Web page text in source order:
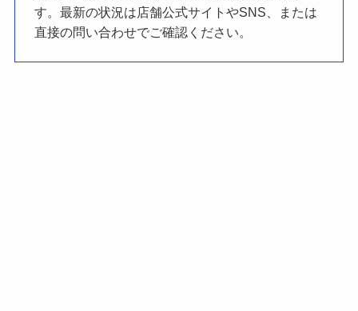
す。最新の状況は店舗公式サイトやSNS、または
直接の問い合わせでご確認ください。